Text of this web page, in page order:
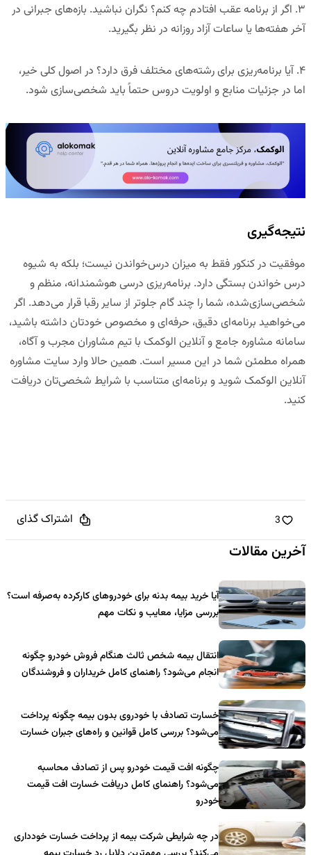
۳. اگر از برنامه عقب افتادم چه کنم؟ نگران نباشید. بازه‌های جبرانی در
آخر هفته‌ها یا ساعات آزاد روزانه در نظر بگیرید.
۴.آیا برنامه‌ریزی برای رشته‌های مختلف فرق دارد؟ در اصول کلی خیر،
اما در جزئیات منابع و اولویت دروس حتماً باید شخصی‌سازی شود.
نتیجه‌گیری
موفقیت در کنکور فقط به میزان درس‌خواندن نیست؛ بلکه به شیوه
درس خواندن بستگی دارد. برنامه‌ریزی درسی هوشمندانه، منظم و
شخصی‌سازی‌شده، شما را چند گام جلوتر از سایر رقبا قرار می‌دهد. اگر
می‌خواهید برنامه‌ای دقیق، حرفه‌ای و مخصوص خودتان داشته باشید،
سامانه مشاوره جامع و آنلاین الوکمک با تیم مشاوران مجرب و آگاه،
همراه مطمئن شما در این مسیر است. همین حالا وارد سایت مشاوره
آنلاین الوکمک شوید و برنامه‌ای متناسب با شرایط شخصی‌تان دریافت
کنید.
3 اشتراک گذای
آخرین مقالات
آیا خرید بیمه بدنه برای خودروهای کارکرده به‌صرفه است؟
بررسی مزایا، معایب و نکات مهم
انتقال بیمه شخص ثالث هنگام فروش خودرو چگونه
انجام می‌شود؟ راهنمای کامل خریداران و فروشندگان
خسارت تصادف با خودروی بدون بیمه چگونه پرداخت
می‌شود؟ بررسی کامل قوانین و راه‌های جبران خسارت
چگونه افت قیمت خودرو پس از تصادف محاسبه
می‌شود؟ راهنمای کامل دریافت خسارت افت قیمت
خودرو
در چه شرایطی شرکت بیمه از پرداخت خسارت خودداری